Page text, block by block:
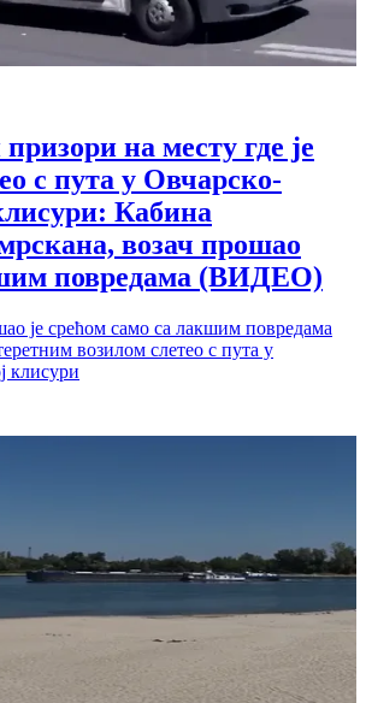
на месту где је
с пута у Овчарско-
Кабина
возач прошао
повредама (ВИДЕО)
је срећом само са лакшим повредама
возилом слетео с пута у
клисури